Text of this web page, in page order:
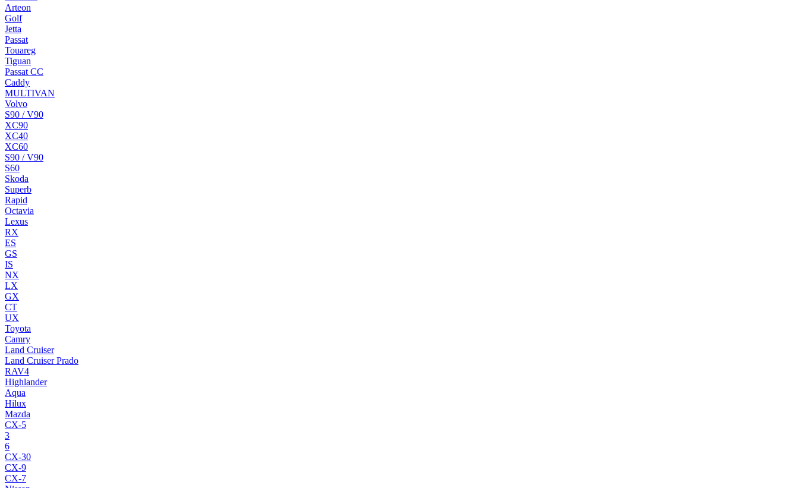
Arteon
Golf
Jetta
Passat
Touareg
Tiguan
Passat CC
Caddy
MULTIVAN
Volvo
S90 / V90
XC90
XC40
XC60
S90 / V90
S60
Skoda
Superb
Rapid
Octavia
Lexus
RX
ES
GS
IS
NX
LX
GX
CT
UX
Toyota
Camry
Land Cruiser
Land Cruiser Prado
RAV4
Highlander
Aqua
Hilux
Mazda
CX-5
3
6
CX-30
CX-9
CX-7